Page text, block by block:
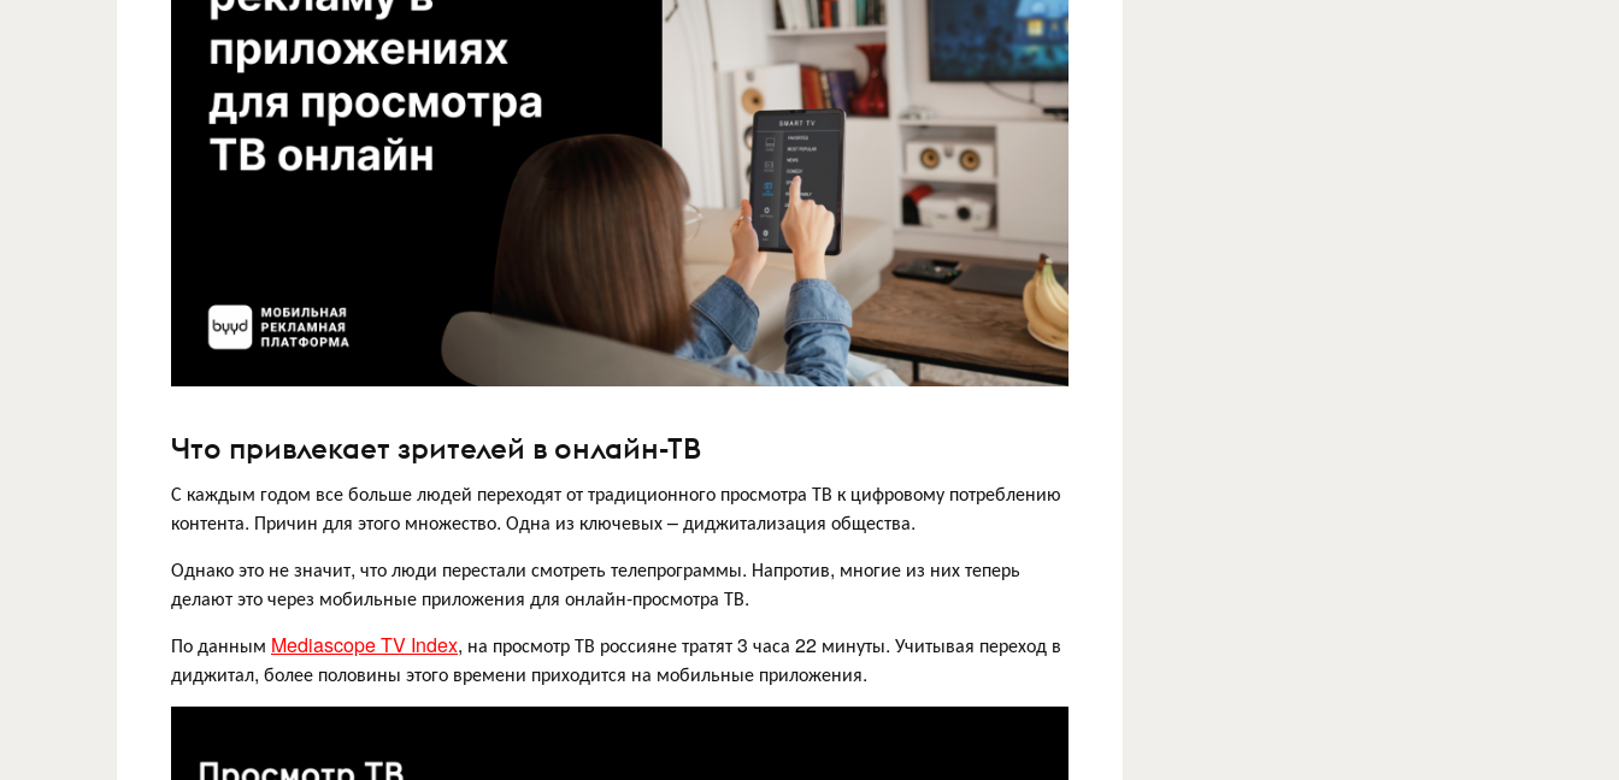
Что привлекает зрителей в онлайн-ТВ
С каждым годом все больше людей переходят от традиционного просмотра ТВ к цифровому потреблению
контента. Причин для этого множество. Одна из ключевых – диджитализация общества.
Однако это не значит, что люди перестали смотреть телепрограммы. Напротив, многие из них теперь
делают это через мобильные приложения для онлайн-просмотра ТВ.
По данным Mediascope TV Index, на просмотр ТВ россияне тратят 3 часа 22 минуты. Учитывая переход в
диджитал, более половины этого времени приходится на мобильные приложения.